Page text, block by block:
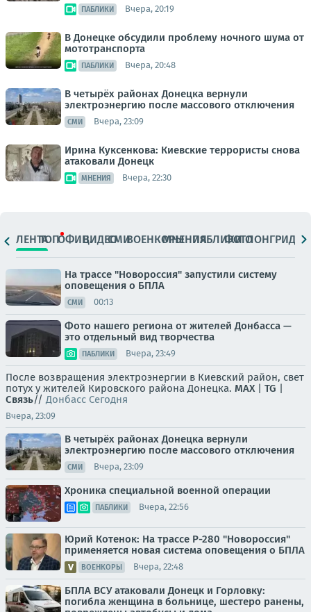
ПАБЛИКИ Вчера, 20:19
В Донецке обсудили проблему ночного шума от
мототранспорта
ПАБЛИКИ Вчера, 20:48
В четырёх районах Донецка вернули
электроэнергию после массового отключения
СМИ Вчера, 23:09
Ирина Куксенкова: Киевские террористы снова
атаковали Донецк
МНЕНИЯ Вчера, 22:30
ЛЕНТАТОПОФИЦ.ВИДЕОСМИВОЕНКОРЫМНЕНИЯПАБЛИКИ
ФОТОЛОНГРИДЫ
На трассе "Новороссия" запустили систему
оповещения о БПЛА
СМИ 00:13
Фото нашего региона от жителей Донбасса —
это отдельный вид творчества
ПАБЛИКИ Вчера, 23:49
После возвращения электроэнергии в Киевский район, свет
потух у жителей Кировского района Донецка. MAX | TG |
Связь// Донбасс Сегодня
Вчера, 23:09
В четырёх районах Донецка вернули
электроэнергию после массового отключения
СМИ Вчера, 23:09
Хроника специальной военной операции
ПАБЛИКИ Вчера, 22:56
Юрий Котенок: На трассе Р-280 "Новороссия"
применяется новая система оповещения о БПЛА
ВОЕНКОРЫ Вчера, 22:48
БПЛА ВСУ атаковали Донецк и Горловку:
погибла женщина в больнице, шестеро ранены,